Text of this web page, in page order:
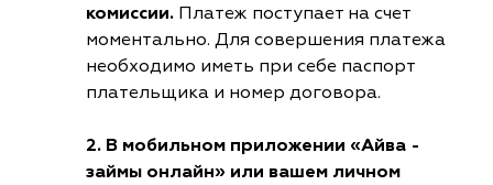
комиссии. Платеж поступает на счет
моментально. Для совершения платежа
необходимо иметь при себе паспорт
плательщика и номер договора.
2. В мобильном приложении «Айва -
займы онлайн» или вашем личном